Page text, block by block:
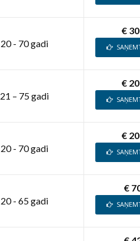
20 - 70 gadi
€
21 – 75 gadi
€
20 - 70 gadi
€
20 - 65 gadi
€